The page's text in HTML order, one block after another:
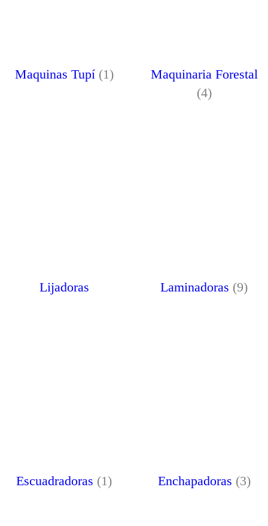
Maquinas Tupí (1)
Maquinaria Forestal
(4)
Lijadoras Laminadoras (9)
Escuadradoras (1) Enchapadoras (3)